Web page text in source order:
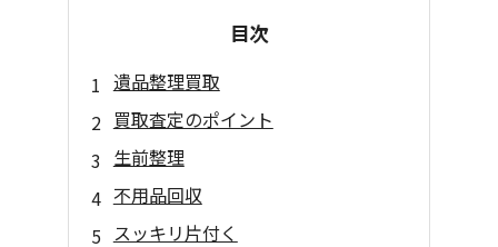
目次
遺品整理買取
買取査定のポイント
生前整理
不用品回収
スッキリ片付く